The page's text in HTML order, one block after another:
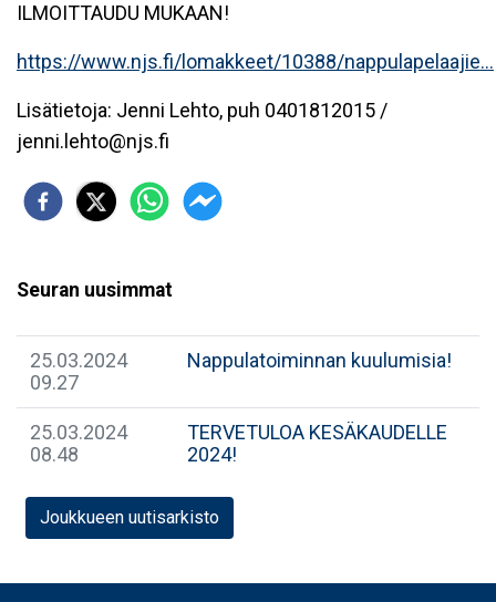
ILMOITTAUDU MUKAAN!
https://www.njs.fi/lomakkeet/10388/nappulapelaajie...
Lisätietoja: Jenni Lehto, puh 0401812015 /
jenni.lehto@njs.fi
Seuran uusimmat
25.03.2024
09.27
Nappulatoiminnan kuulumisia!
25.03.2024
08.48
TERVETULOA KESÄKAUDELLE
2024!
Joukkueen uutisarkisto